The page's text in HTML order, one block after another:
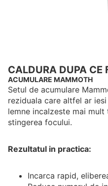
CALDURA DUPA CE
ACUMULARE MAMMOTH
Setul de acumulare
reziduala care altfel ar
lemne incalzeste mai
stingerea focului.
Rezultatul in practica:
Incarca rapid,